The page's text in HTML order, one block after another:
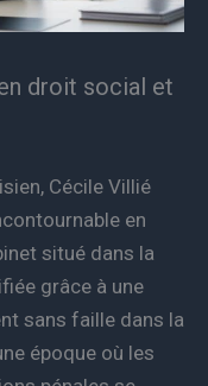
droit social et
Cécile Villié
en
situé dans la
grâce à une
sans faille dans la
époque où les